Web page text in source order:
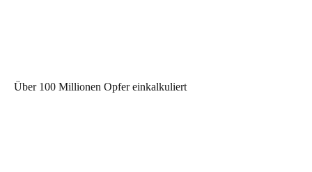
Über 100 Millionen Opfer einkalkuliert